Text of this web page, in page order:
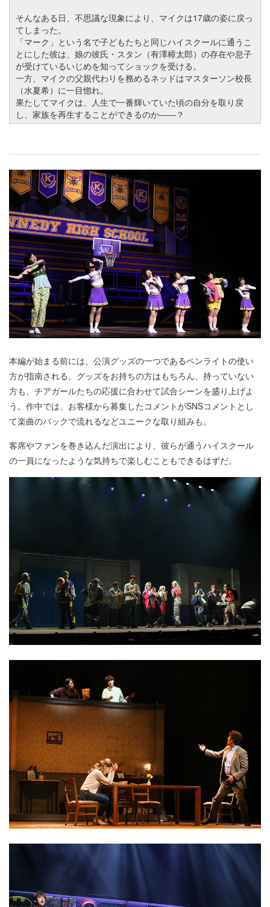
そんなある日、不思議な現象により、マイクは17歳の姿に戻っ
てしまった。
「マーク」という名で子どもたちと同じハイスクールに通うこ
とにした彼は、娘の彼氏・スタン（有澤樟太郎）の存在や息子
が受けているいじめを知ってショックを受ける。
一方、マイクの父親代わりを務めるネッドはマスターソン校長
（水夏希）に一目惚れ。
果たしてマイクは、人生で一番輝いていた頃の自分を取り戻
し、家族を再生することができるのか――？
本編が始まる前には、公演グッズの一つであるペンライトの使い
方が指南される。グッズをお持ちの方はもちろん、持っていない
方も、チアガールたちの応援に合わせて試合シーンを盛り上げよ
う。作中では、お客様から募集したコメントがSNSコメントとし
て楽曲のバックで流れるなどユニークな取り組みも。
客席やファンを巻き込んだ演出により、彼らが通うハイスクール
の一員になったような気持ちで楽しむこともできるはずだ。